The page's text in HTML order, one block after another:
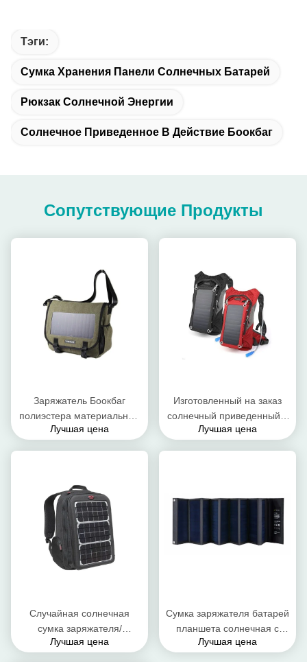
Тэги:
Сумка Хранения Панели Солнечных Батарей
Рюкзак Солнечной Энергии
Солнечное Приведенное В Действие Боокбаг
Сопутствующие Продукты
Заряжатель Боокбаг
полиэстера материальный
солнечный приведенный в
Лучшая цена
Изготовленный на заказ
солнечный приведенный в
действие рюкзак ноутбука/
Лучшая цена
Случайная солнечная
сумка заряжателя/
солнечный приведенный в
Лучшая цена
Сумка заряжателя батарей
планшета солнечная с
водоустойчивым
Лучшая цена